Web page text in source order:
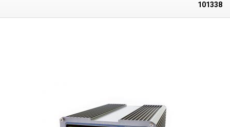
101338